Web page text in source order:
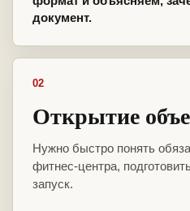
документ.
02
Открытие
Нужно быстро понять
фитнес-центра,
запуск.